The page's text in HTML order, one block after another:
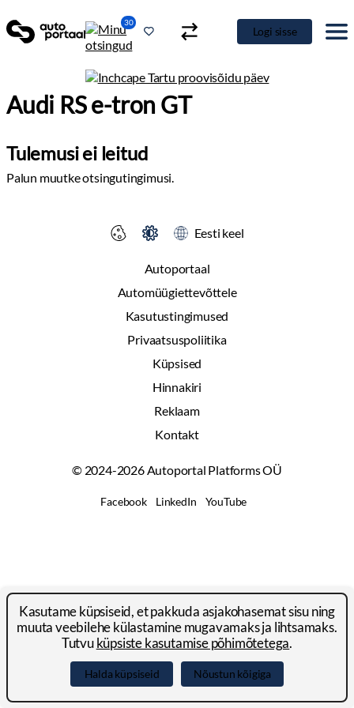
30
Logi sisse
Audi RS e-tron GT
Tulemusi ei leitud
Palun muutke otsingutingimusi.
© 2024-2026 Autoportal Platforms OÜ
Autoportaal
Automüügiettevõttele
Kasutustingimused
Privaatsuspoliitika
Küpsised
Hinnakiri
Reklaam
Kontakt
Eesti keel
Facebook LinkedIn YouTube
Kasutame küpsiseid, et pakkuda asjakohasemat sisu ning
muuta veebilehe külastamine mugavamaks ja lihtsamaks.
Tutvuküpsiste kasutamise põhimõtetega.
Halda küpsiseid Nõustun kõigiga